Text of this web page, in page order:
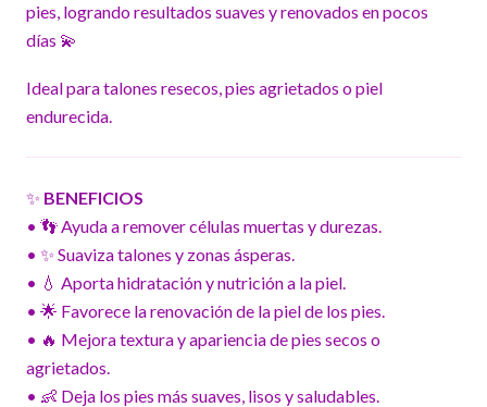
pies, logrando resultados suaves y renovados en pocos
días 💫
Ideal para talones resecos, pies agrietados o piel
endurecida.
✨ BENEFICIOS
• 👣 Ayuda a remover células muertas y durezas.
• ✨ Suaviza talones y zonas ásperas.
• 💧 Aporta hidratación y nutrición a la piel.
• 🌟 Favorece la renovación de la piel de los pies.
• 🔥 Mejora textura y apariencia de pies secos o
agrietados.
• 👶 Deja los pies más suaves, lisos y saludables.